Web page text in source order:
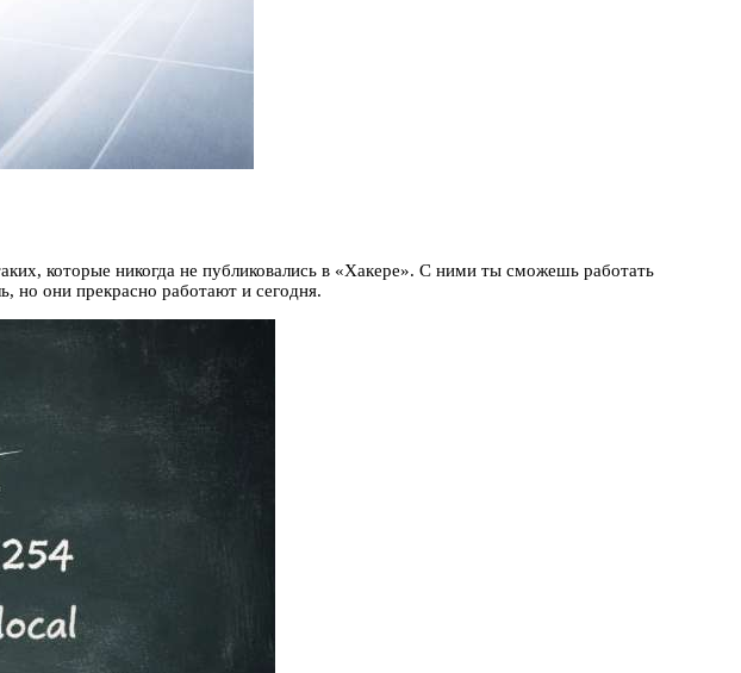
которые никогда не публиковались в «Хакере». С ними ты сможешь работать
но они прекрасно работают и сегодня.